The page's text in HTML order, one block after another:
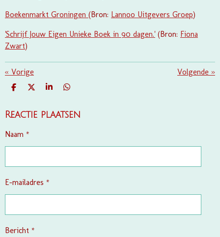
Boekenmarkt Groningen (Bron: Lannoo Uitgevers Groep)
'Schrijf Jouw Eigen Unieke Boek in 90 dagen.'(Bron: Fiona
Zwart)
« Vorige Volgende »
D
E
D
L
S
R
D
E
Reactie plaatsen
Naam *
E-mailadres *
Bericht *